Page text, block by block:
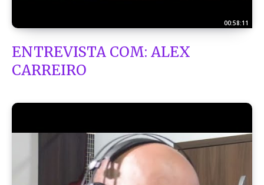
00:58:11
ENTREVISTA COM: ALEX
CARREIRO